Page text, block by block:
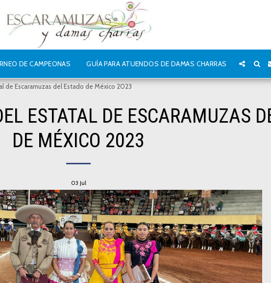
DE CAMPEONAS GUÍA PARA ATUENDOS DE DAMAS CHARRAS
de Escaramuzas del Estado de México 2023
ESTATAL DE ESCARAMUZAS
DE MÉXICO 2023
03 Jul